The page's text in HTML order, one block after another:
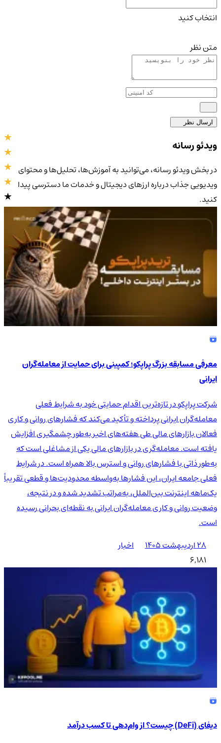
انتخاب کنید
متن نظر
ارسال نظر
4.9/5
ویدئو رسانه
در بخش ویدئو رسانه، می‌توانید به آموزش‌ها، تحلیل‌ها و محتوای
ویدیویی جذاب درباره ارزهای دیجیتال و خدمات ما دسترسی پیدا
کنید.
معرفی مسابقه بزرگ پراپکو؛ کمپینی برای حمایت از معامله‌گران
ایرانی
شرکت پراپکو در تازه‌ترین اقدام حمایتی خود به شرایط فعلی
معامله‌گران ایرانی پرداخته و تأکید می‌کند که فشارهای روانی و کاری
فعالان بازارهای مالی طی هفته‌های اخیر به‌طور چشمگیری افزایش
یافته است. معامله‌گری در بازارهای مالی یکی از مشاغلی است که
به‌طور ذاتی با فشارهای روانی و استرس بالا همراه است. در شرایط
فعلی جامعه ایران، این فشارها به‌واسطه محدودیت‌ها و قطعی تقریباً
یک‌ماهه اینترنت بین‌الملل، به‌مراتب تشدید شده و در نتیجه،
وضعیت روانی و کاری معامله‌گران ایرانی به نقطه‌ای بحرانی رسیده
است.
۲۸ اردیبهشت ۱۴۰۵
اخبار
6,181
دیفای (DeFi) چیست؟ از وام‌دهی تا کسب درآمد